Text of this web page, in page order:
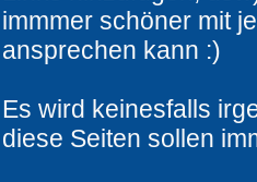
immmer schöner mit
ansprechen kann :)
Es wird keinesfalls
diese Seiten sollen